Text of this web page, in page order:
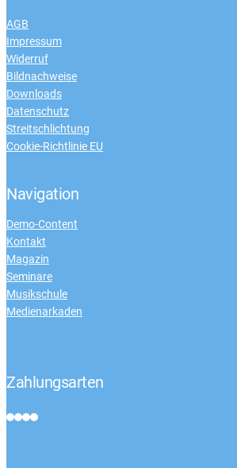
AGB
Impressum
Widerruf
Bildnachweise
Downloads
Datenschutz
Streitschlichtung
Cookie-Richtlinie EU
Navigation
Demo-Content
Kontakt
Magazin
Seminare
Musikschule
Medienarkaden
Zahlungsarten